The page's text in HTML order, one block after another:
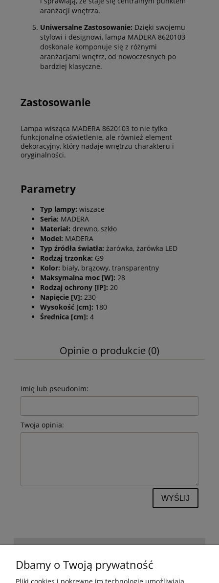
aranżacji wnętrza.
Uniwersalne Zastosowanie: Dzięki swojemu
stylowi i designowi, lampa MADERA 8620103
doskonale komponuje się z różnymi
aranżacjami wnętrz, od nowoczesnych po
bardziej klasyczne.
Zastosowanie
Lampa wisząca MADERA 8620103 to nie tylko
funkcjonalne oświetlenie, ale również element
dekoracyjny, który nadaje wnętrzu charakteru i
oryginalności.
Parametry
Typ lampy: wiszace
Seria: MADERA
Materiał: drewno, szkło
Model: MADERA
Typ źródła światła: żarówka, żarówka LED
Rodzaj trzonka: G9
Kolor: biały, brązowy, transparentny
Maksymalna moc [W]: 28
Rodzaj ochrony [IP]: 20
Napięcie [V]: 230
Wysokość [cm]: 180
Średnica [cm]: 4
Opinie o produkcie (0)
Imię lub pseudonim:
Twoja opinia:
WYŚLIJ
Dbamy o Twoją prywatność